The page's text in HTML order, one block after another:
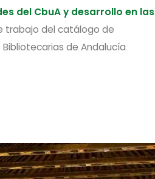
del CbuA y desarrollo en las
trabajo del catálogo de
de Andalucía